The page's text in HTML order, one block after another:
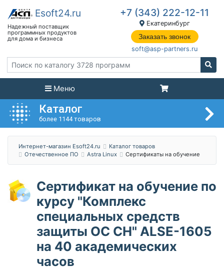
+7 (343) 222-12-11
Екатеринбург
Заказать звонок
soft@asp-partners.ru
Меню
Каталог
более 1144 товаров
Интернет-магазин Esoft24.ru
Каталог товаров
Отечественное ПО
Astra Linux Сертификаты на обучение
Сертификат на обучение по
курсу "Комплекс
специальных средств
защиты ОС СН" ALSE-1605
на 40 академических
часов